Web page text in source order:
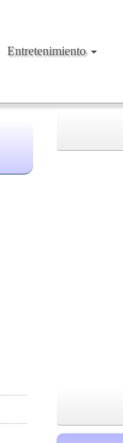
Entretenimiento